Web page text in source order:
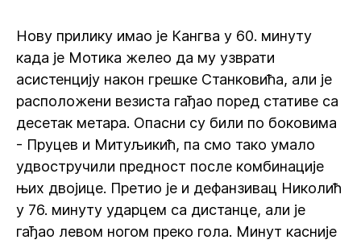
Нову прилику имао је Кангва у 60. минуту
када је Мотика желео да му узврати
асистенцију након грешке Станковића, али је
расположени везиста гађао поред стативе са
десетак метара. Опасни су били по боковима
- Пруцев и Митуљикић, па смо тако умало
удвостручили предност после комбинације
њих двојице. Претио је и дефанзивац Николић
у 76. минуту ударцем са дистанце, али је
гађао левом ногом преко гола. Минут касније